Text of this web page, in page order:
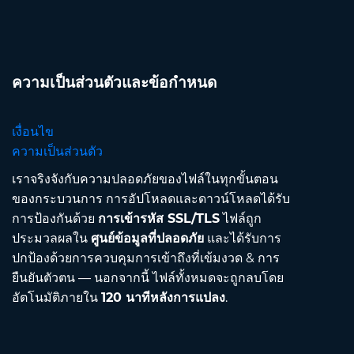
ความเป็นส่วนตัวและข้อกำหนด
เงื่อนไข
ความเป็นส่วนตัว
เราจริงจังกับความปลอดภัยของไฟล์ในทุกขั้นตอน
ของกระบวนการ การอัปโหลดและดาวน์โหลดได้รับ
การป้องกันด้วย การเข้ารหัส SSL/TLSไฟล์ถูก
ประมวลผลใน ศูนย์ข้อมูลที่ปลอดภัย และได้รับการ
ปกป้องด้วยการควบคุมการเข้าถึงที่เข้มงวด & การ
ยืนยันตัวตน — นอกจากนี้ ไฟล์ทั้งหมดจะถูกลบโดย
อัตโนมัติภายใน 120 นาทีหลังการแปลง.